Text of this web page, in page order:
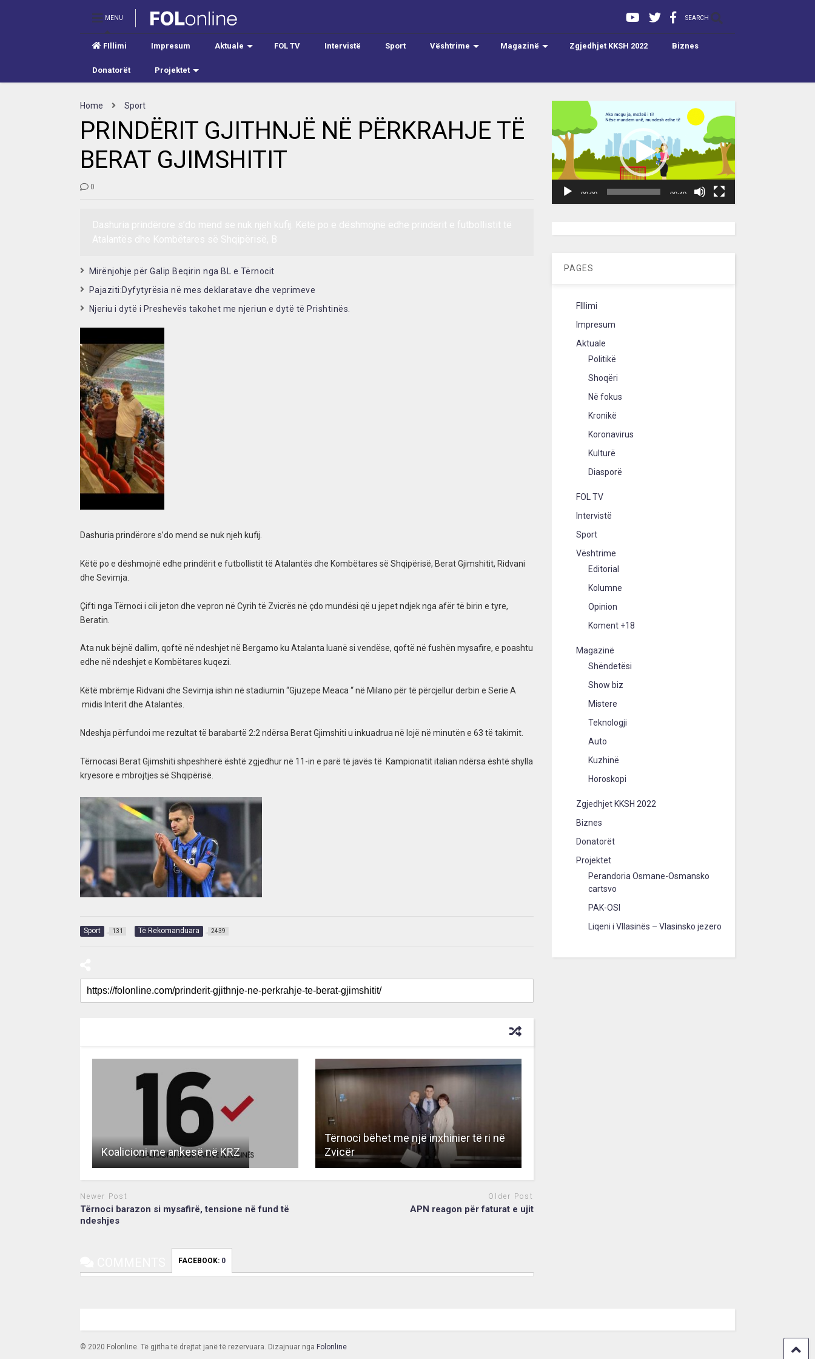
MENU SEARCH
FIllimi Impresum Aktuale FOL TV Intervistë Sport Vështrime Magazinë Zgjedhjet KKSH 2022 Biznes
Donatorët Projektet
Home Sport
PRINDËRIT GJITHNJË NË PËRKRAHJE TË
BERAT GJIMSHITIT
0
Mirënjohje për Galip Beqirin nga BL e Tërnocit
Pajaziti:Dyfytyrësia në mes deklaratave dhe veprimeve
Njeriu i dytë i Preshevës takohet me njeriun e dytë të Prishtinës.
Dashuria prindërore s’do mend se nuk njeh kufij.
Këtë po e dëshmojnë edhe prindërit e futbollistit të Atalantës dhe Kombëtares së Shqipërisë, Berat Gjimshitit, Ridvani
dhe Sevimja.
Çifti nga Tërnoci i cili jeton dhe vepron në Cyrih të Zvicrës në çdo mundësi që u jepet ndjek nga afër të birin e tyre,
Beratin.
Ata nuk bëjnë dallim, qoftë në ndeshjet në Bergamo ku Atalanta luanë si vendëse, qoftë në fushën mysafire, e poashtu
edhe në ndeshjet e Kombëtares kuqezi.
Këtë mbrëmje Ridvani dhe Sevimja ishin në stadiumin “Gjuzepe Meaca “ në Milano për të përcjellur derbin e Serie A
midis Interit dhe Atalantës.
Ndeshja përfundoi me rezultat të barabartë 2:2 ndërsa Berat Gjimshiti u inkuadrua në lojë në minutën e 63 të takimit.
Tërnocasi Berat Gjimshiti shpeshherë është zgjedhur në 11-in e parë të javës të Kampionatit italian ndërsa është shylla
kryesore e mbrojtjes së Shqipërisë.
Sport 131 Të Rekomanduara 2439
Koalicioni me ankesë në KRZ
Tërnoci bëhet me një inxhinier të ri në
Zvicër
Newer Post
Tërnoci barazon si mysafirë, tensione në fund të
ndeshjes
Older Post
APN reagon për faturat e ujit
FACEBOOK: 0
00:00 00:40
PAGES
FIllimi
Impresum
Aktuale
Politikë
Shoqëri
Në fokus
Kronikë
Koronavirus
Kulturë
Diasporë
FOL TV
Intervistë
Sport
Vështrime
Editorial
Kolumne
Opinion
Koment +18
Magazinë
Shëndetësi
Show biz
Mistere
Teknologji
Auto
Kuzhinë
Horoskopi
Zgjedhjet KKSH 2022
Biznes
Donatorët
Projektet
Perandoria Osmane-Osmansko
cartsvo
PAK-OSI
Liqeni i Vllasinës – Vlasinsko jezero
© 2020 Folonline. Të gjitha të drejtat janë të rezervuara. Dizajnuar nga Folonline